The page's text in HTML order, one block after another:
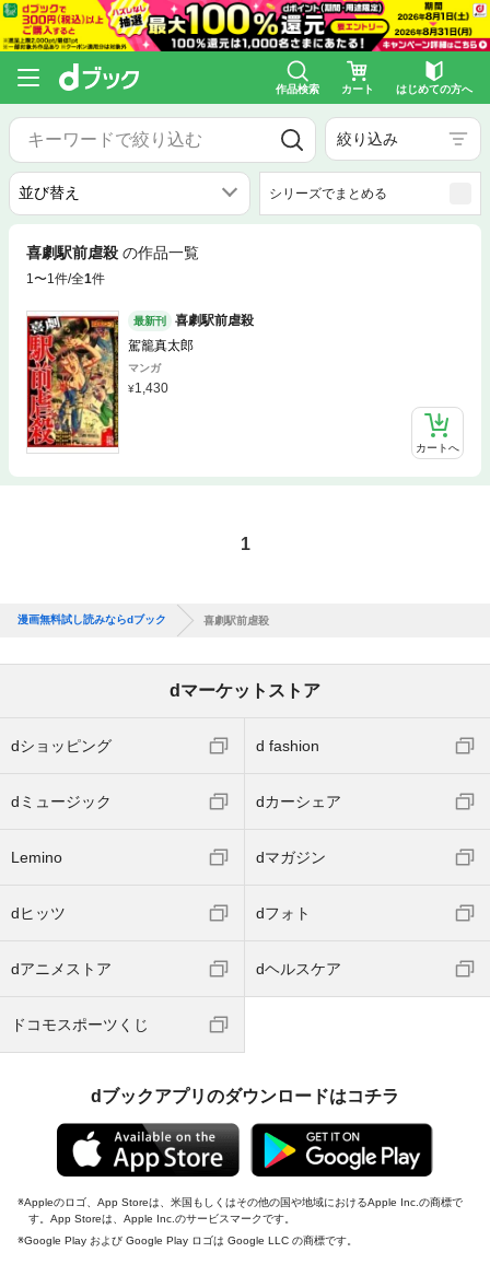
作品検索 カート はじめての方へ
絞り込み
シリーズでまとめる
喜劇駅前虐殺 の作品一覧
1〜1件/全1件
最新刊
喜劇駅前虐殺
駕籠真太郎
マンガ
1,430
カートへ
1
漫画無料試し読みならdブック 喜劇駅前虐殺
dマーケットストア
dショッピング d fashion
dミュージック dカーシェア
Lemino dマガジン
dヒッツ dフォト
dアニメストア dヘルスケア
ドコモスポーツくじ
dブックアプリのダウンロードはコチラ
Appleのロゴ、App Storeは、米国もしくはその他の国や地域におけるApple Inc.の商標で
す。App Storeは、Apple Inc.のサービスマークです。
Google Play および Google Play ロゴは Google LLC の商標です。